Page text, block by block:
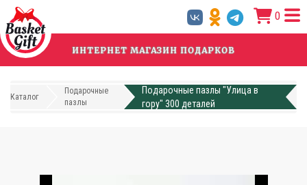
Перейти
основному
содержанию
0
ИНТЕРНЕТ МАГАЗИН ПОДАРКОВ
Каталог
Подарочные
пазлы
Подарочные пазлы "Улица в
гору" 300 деталей